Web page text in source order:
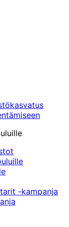
-kampanja